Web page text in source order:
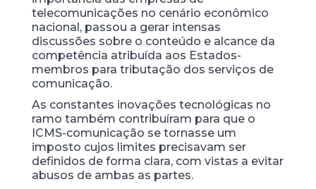
telecomunicações no cenário econômico
nacional, passou a gerar intensas
discussões sobre o conteúdo e alcance da
competência atribuída aos Estados-
membros para tributação dos serviços de
comunicação.
As constantes inovações tecnológicas no
ramo também contribuíram para que o
ICMS-comunicação se tornasse um
imposto cujos limites precisavam ser
definidos de forma clara, com vistas a evitar
abusos de ambas as partes.